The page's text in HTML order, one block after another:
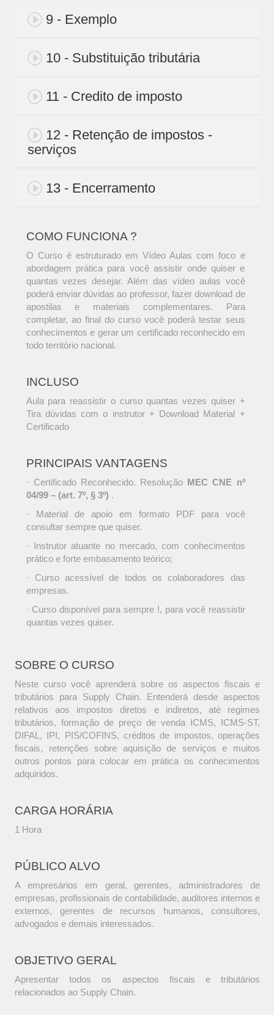
9 - Exemplo
10 - Substituição tributária
11 - Credito de imposto
12 - Retenção de impostos -
serviços
13 - Encerramento
COMO FUNCIONA ?
O Curso é estruturado em Vídeo Aulas com foco e
abordagem prática para você assistir onde quiser e
quantas vezes desejar. Além das vídeo aulas você
poderá enviar dúvidas ao professor, fazer download de
apostilas e materiais complementares. Para
completar, ao final do curso você poderá testar seus
conhecimentos e gerar um certificado reconhecido em
todo território nacional.
INCLUSO
Aula para reassistir o curso quantas vezes quiser +
Tira dúvidas com o instrutor + Download Material +
Certificado
PRINCIPAIS VANTAGENS
· Certificado Reconhecido. Resolução MEC CNE nº
04/99 – (art. 7º, § 3º) .
· Material de apoio em formato PDF para você
consultar sempre que quiser.
· Instrutor atuante no mercado, com conhecimentos
prático e forte embasamento teórico;
· Curso acessível de todos os colaboradores das
empresas.
· Curso disponível para sempre !, para você reassistir
quantas vezes quiser.
SOBRE O CURSO
Neste curso você aprenderá sobre os aspectos fiscais e
tributários para Supply Chain. Entenderá desde aspectos
relativos aos impostos diretos e indiretos, até regimes
tributários, formação de preço de venda ICMS, ICMS-ST,
DIFAL, IPI, PIS/COFINS, créditos de impostos, operações
fiscais, retenções sobre aquisição de serviços e muitos
outros pontos para colocar em prática os conhecimentos
adquiridos.
CARGA HORÁRIA
1 Hora
PÚBLICO ALVO
A empresários em geral, gerentes, administradores de
empresas, profissionais de contabilidade, auditores internos e
externos, gerentes de recursos humanos, consultores,
advogados e demais interessados.
OBJETIVO GERAL
Apresentar todos os aspectos fiscais e tributários
relacionados ao Supply Chain.